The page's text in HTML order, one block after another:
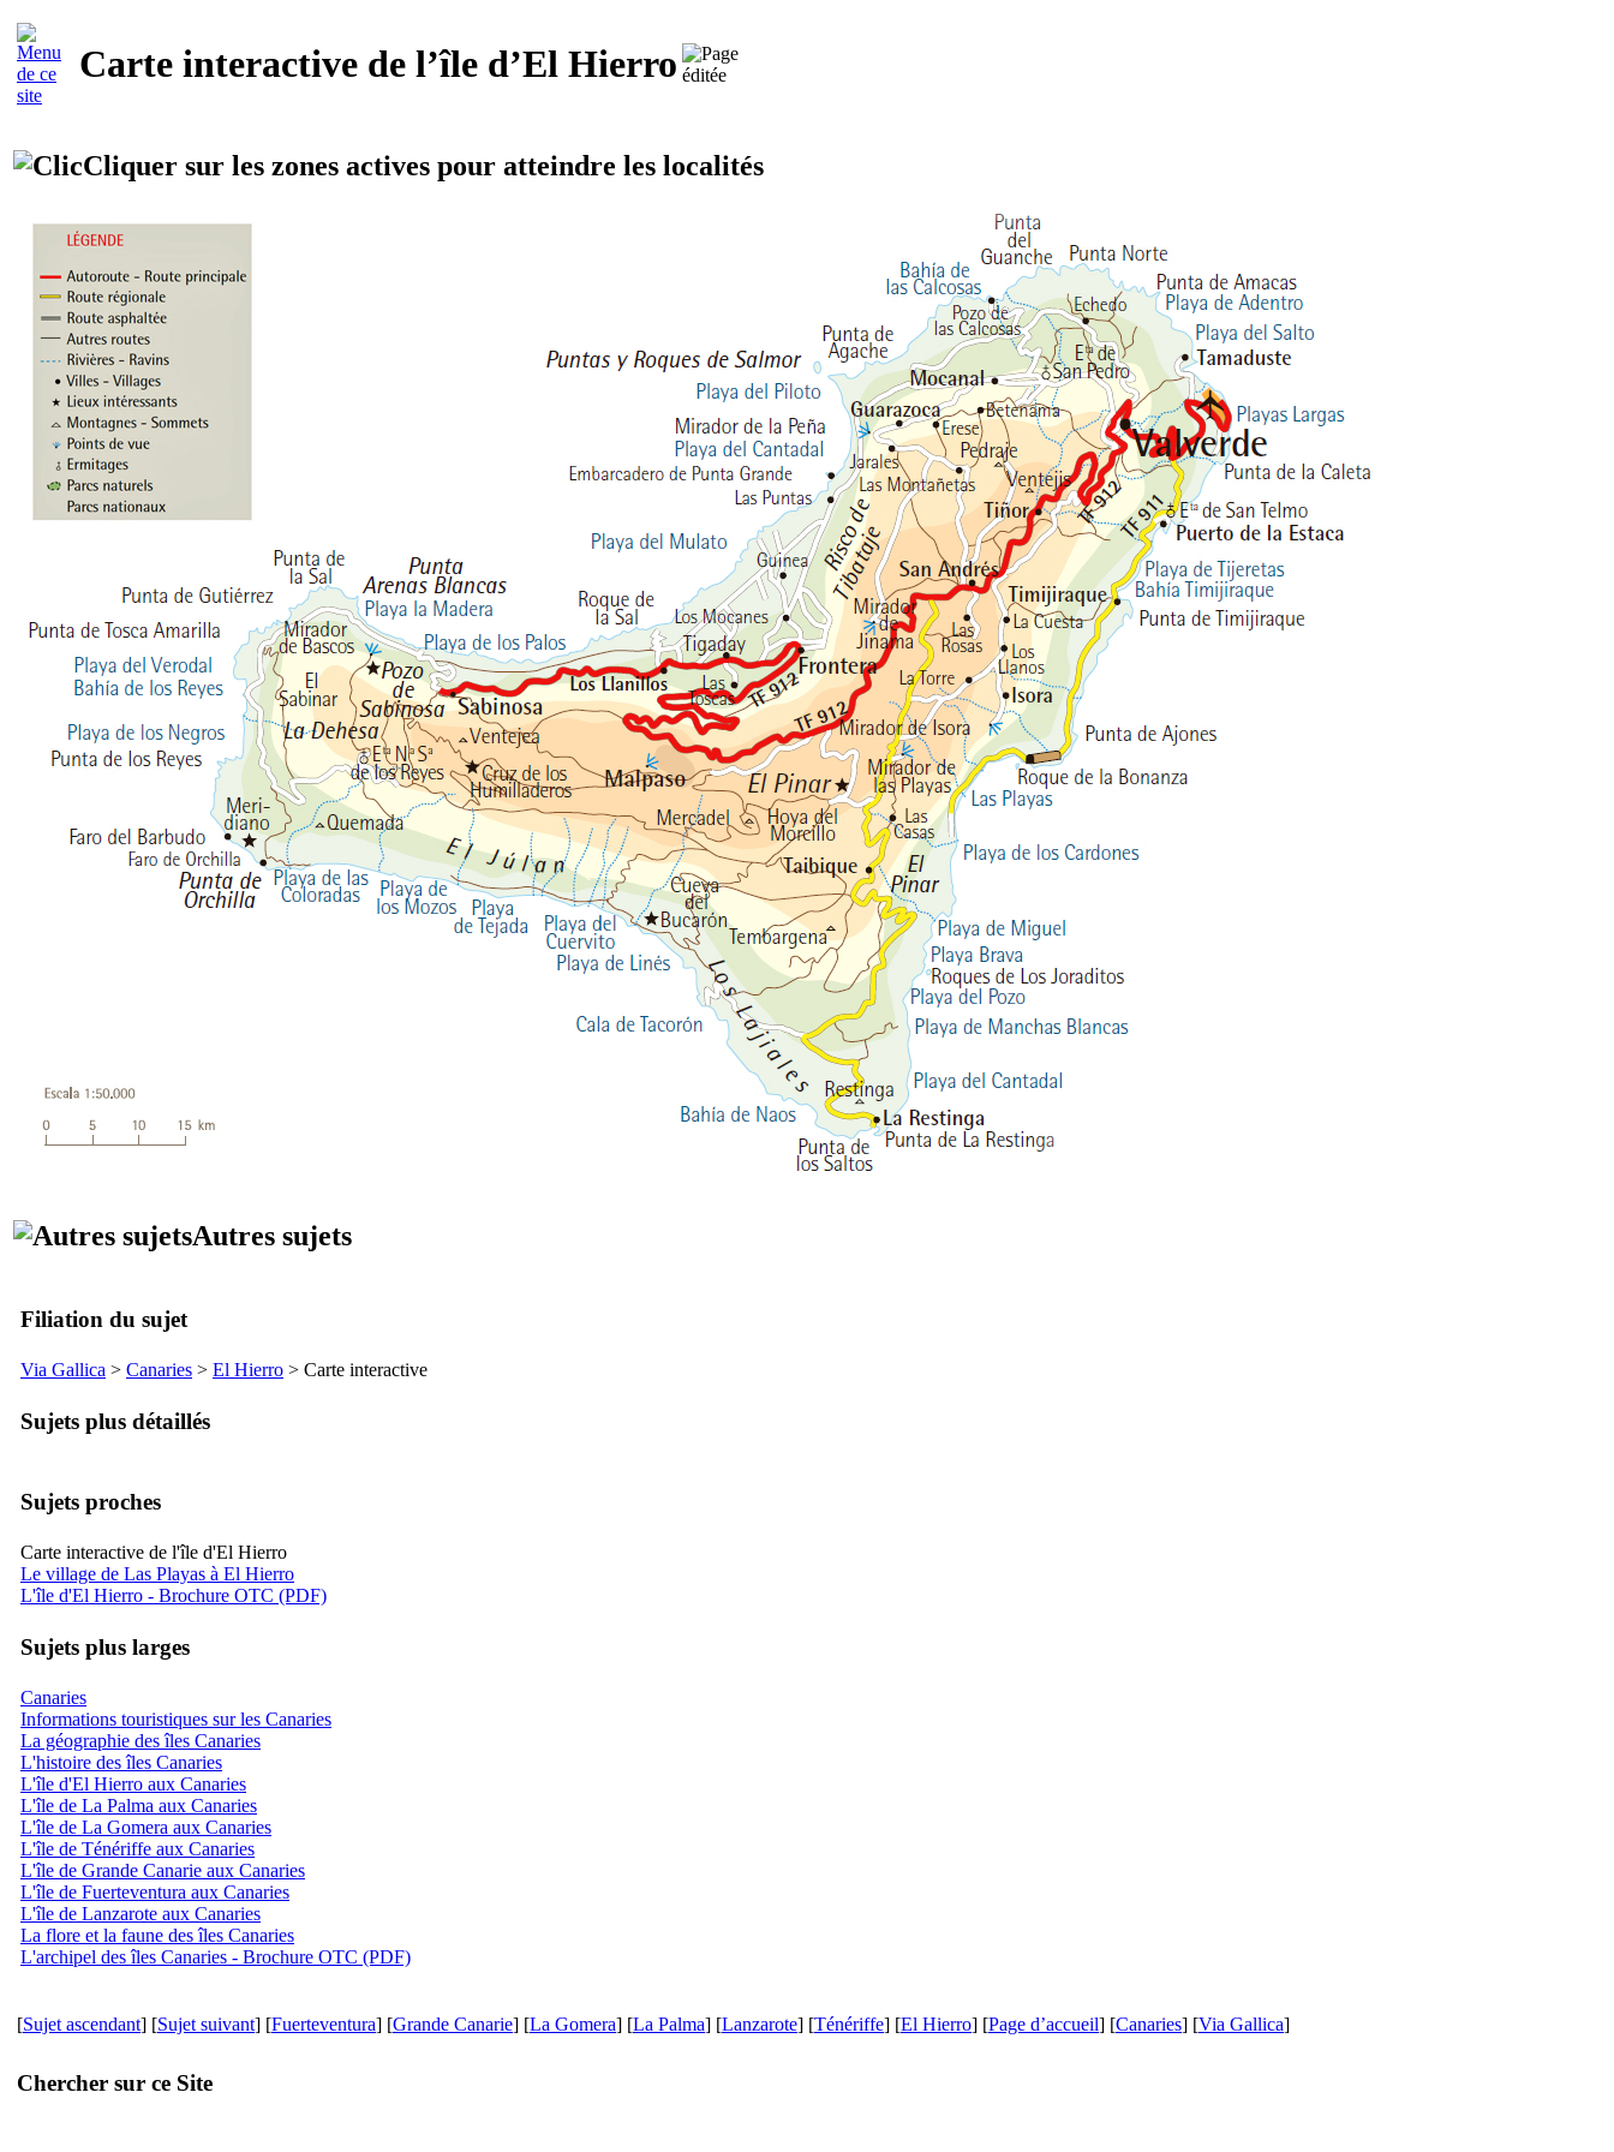
Carte interactive de l’île d’El Hierro
Cliquer sur les zones actives pour atteindre les localités
Autres sujets
Filiation du sujet
Via Gallica > Canaries > El Hierro > Carte interactive
Sujets plus détaillés
Sujets proches
Carte interactive de l'île d'El Hierro
Le village de Las Playas à El Hierro
L'île d'El Hierro - Brochure OTC (PDF)
Sujets plus larges
Canaries
Informations touristiques sur les Canaries
La géographie des îles Canaries
L'histoire des îles Canaries
L'île d'El Hierro aux Canaries
L'île de La Palma aux Canaries
L'île de La Gomera aux Canaries
L'île de Ténériffe aux Canaries
L'île de Grande Canarie aux Canaries
L'île de Fuerteventura aux Canaries
L'île de Lanzarote aux Canaries
La flore et la faune des îles Canaries
L'archipel des îles Canaries - Brochure OTC (PDF)
[Sujet ascendant] [Sujet suivant] [Fuerteventura] [Grande Canarie] [La Gomera] [La Palma] [Lanzarote] [Ténériffe] [El Hierro] [Page d’accueil] [Canaries] [Via Gallica]
Chercher sur ce Site